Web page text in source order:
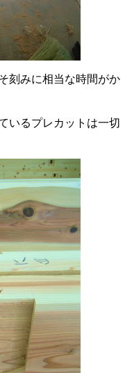
刻みに相当な時間がか
いるプレカットは一切